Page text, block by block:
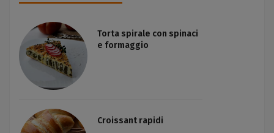
Torta spirale con spinaci
e formaggio
Croissant rapidi